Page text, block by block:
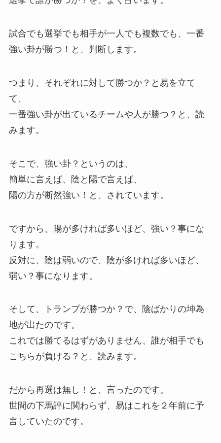
試合でも選挙でも相手が一人でも複数でも、一番
強い卦が勝つ！と、判断します。
つまり、それぞれに対して勝つか？と易を立て
て、
一番強い卦が出ているチームや人が勝つ？と、読
みます。
そこで、強い卦？というのは、
簡単に言えば、陰と陽で言えば、
陽の方が断然強い！と、されています。
ですから、陽が多ければ多いほど、強い？事にな
ります。
反対に、陰は弱いので、陰が多ければ多いほど、
弱い？事になります。
そして、トランプが勝つか？で、陰ばかりの坤為
地が出たのです。
これでは勝てるはずがありません、誰が相手でも
こちらが負ける？と、読みます。
だから再選は無し！と、言ったのです。
世間の下馬評に関わらず、易はこれを２年前に予
言していたのです。